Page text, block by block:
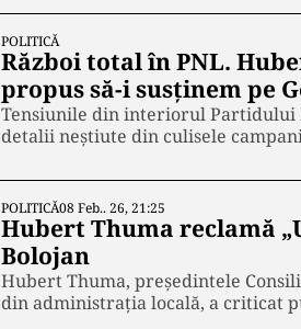
POLITICĂ
Război total în PNL.
propus să-i susținem pe
Tensiunile din interiorul Partidului
detalii neștiute din culisele
POLITICĂ08 Feb.. 26, 21:25
Hubert Thuma reclamă
Bolojan
Hubert Thuma, președintele
din administrația locală, a criticat